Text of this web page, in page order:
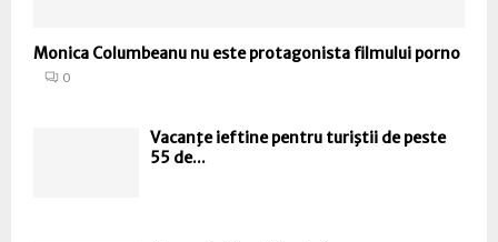
Monica Columbeanu nu este protagonista filmului porno
0
Vacanţe ieftine pentru turiştii de peste
55 de...